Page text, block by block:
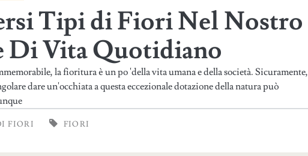
Tipi di Fiori Nel Nostro
Di Vita Quotidiano
la fioritura è un po 'della vita umana e della società. Sicuramente,
dare un'occhiata a questa eccezionale dotazione della natura può
FIORI FIORI